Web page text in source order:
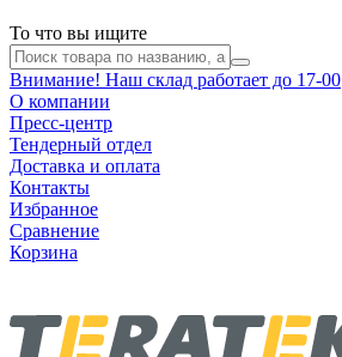
То что вы ищите
Внимание! Наш склад работает до 17-00
О компании
Пресс-центр
Тендерный отдел
Доставка и оплата
Контакты
Избранное
Сравнение
Корзина